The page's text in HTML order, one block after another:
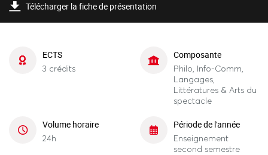
Télécharger la fiche de présentation
ECTS
3 crédits
Composante
Philo, Info-Comm,
Langages,
Littératures & Arts du
spectacle
Volume horaire
24h
Période de l'année
Enseignement
second semestre